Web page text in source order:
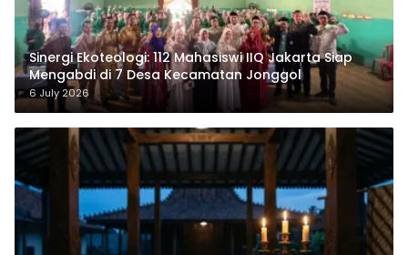
‎Sinergi Ekoteologi: 112 Mahasiswi IIQ Jakarta Siap
Mengabdi di 7 Desa Kecamatan Jonggol
6 July 2026